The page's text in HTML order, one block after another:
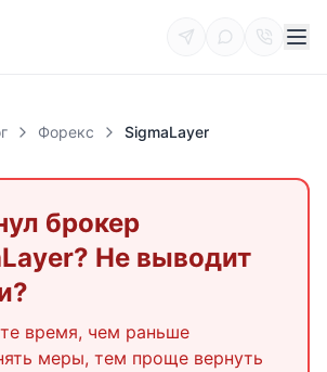
Форекс SigmaLayer
брокер
? Не выводит
время, чем раньше
меры, тем проще вернуть